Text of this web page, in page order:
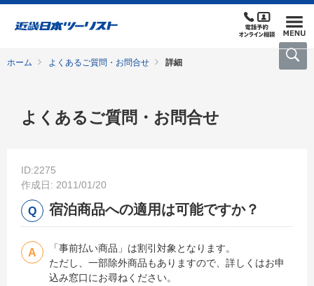
ホーム よくあるご質問・お問合せ 詳細
よくあるご質問・お問合せ
ID:2275
作成日: 2011/01/20
宿泊商品への適用は可能ですか？
「事前払い商品」は割引対象となります。
ただし、一部除外商品もありますので、詳しくはお申
込み窓口にお尋ねください。